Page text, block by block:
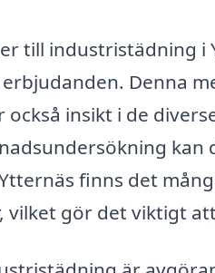
till industristädning
Denna
också insikt i de
kan
finns det
vilket gör det viktigt